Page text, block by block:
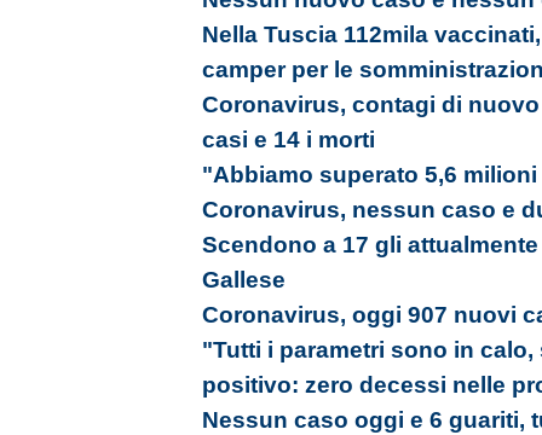
Nella Tuscia 112mila
camper per le
Coronavirus, contagi di
casi e 14 i morti
"Abbiamo superato 5,6
Coronavirus, nessun caso e
Scendono a 17 gli
Gallese
Coronavirus, oggi 907 nuovi
"Tutti i parametri sono in
positivo: zero decessi nelle
Nessun caso oggi e 6 guariti,